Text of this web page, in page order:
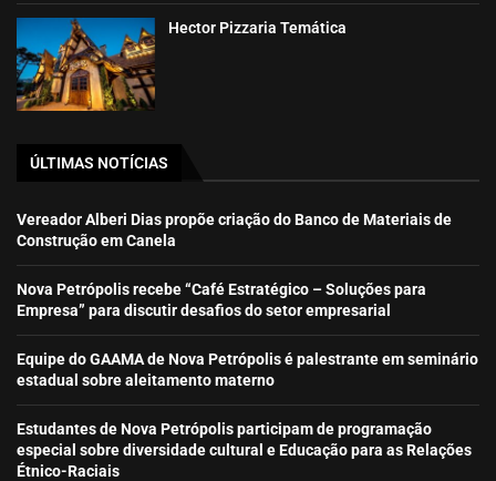
Hector Pizzaria Temática
ÚLTIMAS NOTÍCIAS
Vereador Alberi Dias propõe criação do Banco de Materiais de
Construção em Canela
Nova Petrópolis recebe “Café Estratégico – Soluções para
Empresa” para discutir desafios do setor empresarial
Equipe do GAAMA de Nova Petrópolis é palestrante em seminário
estadual sobre aleitamento materno
Estudantes de Nova Petrópolis participam de programação
especial sobre diversidade cultural e Educação para as Relações
Étnico-Raciais